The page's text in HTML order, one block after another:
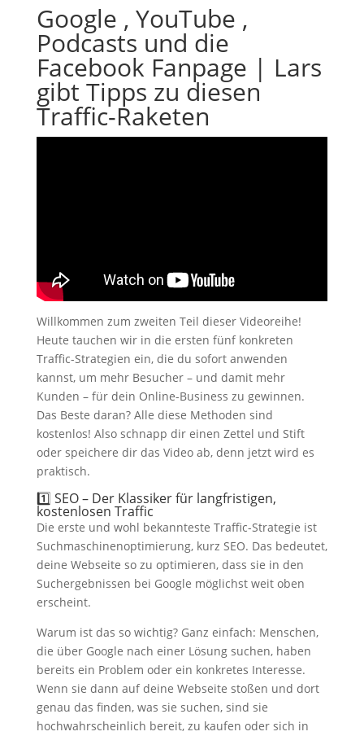
Google , YouTube ,
Podcasts und die
Facebook Fanpage | Lars
gibt Tipps zu diesen
Traffic-Raketen
Willkommen zum zweiten Teil dieser Videoreihe!
Heute tauchen wir in die ersten fünf konkreten
Traffic-Strategien ein, die du sofort anwenden
kannst, um mehr Besucher – und damit mehr
Kunden – für dein Online-Business zu gewinnen.
Das Beste daran? Alle diese Methoden sind
kostenlos! Also schnapp dir einen Zettel und Stift
oder speichere dir das Video ab, denn jetzt wird es
praktisch.
1️⃣ SEO – Der Klassiker für langfristigen,
kostenlosen Traffic
Die erste und wohl bekannteste Traffic-Strategie ist
Suchmaschinenoptimierung, kurz SEO. Das bedeutet,
deine Webseite so zu optimieren, dass sie in den
Suchergebnissen bei Google möglichst weit oben
erscheint.
Warum ist das so wichtig? Ganz einfach: Menschen,
die über Google nach einer Lösung suchen, haben
bereits ein Problem oder ein konkretes Interesse.
Wenn sie dann auf deine Webseite stoßen und dort
genau das finden, was sie suchen, sind sie
hochwahrscheinlich bereit, zu kaufen oder sich in